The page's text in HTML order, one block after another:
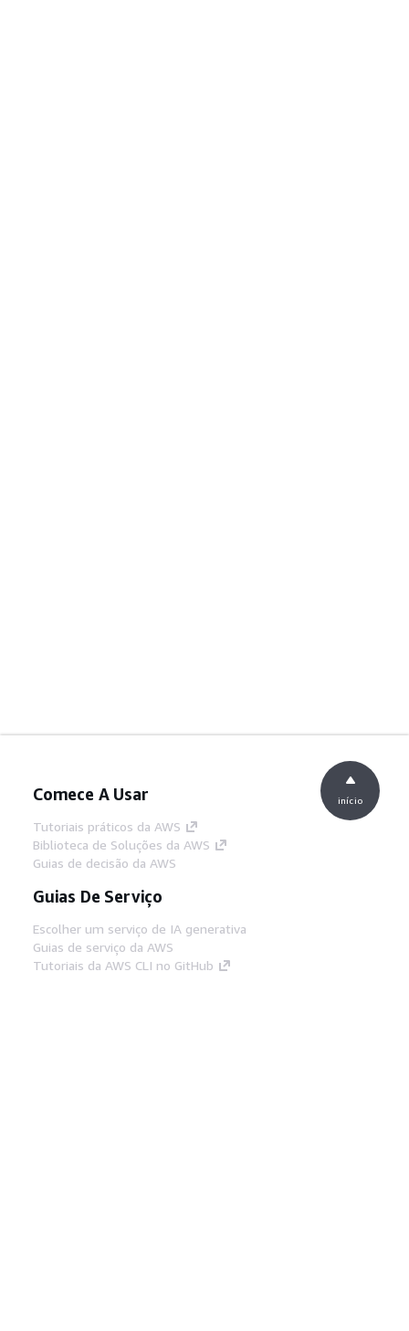
Comece A Usar
Tutoriais práticos da AWS
Biblioteca de Soluções da AWS
Guias de decisão da AWS
Guias De Serviço
Escolher um serviço de IA generativa
Guias de serviço da AWS
Tutoriais da AWS CLI no GitHub
início